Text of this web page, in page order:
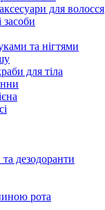
для волосся
засоби
та нігтями
для тіла
дезодоранти
рота